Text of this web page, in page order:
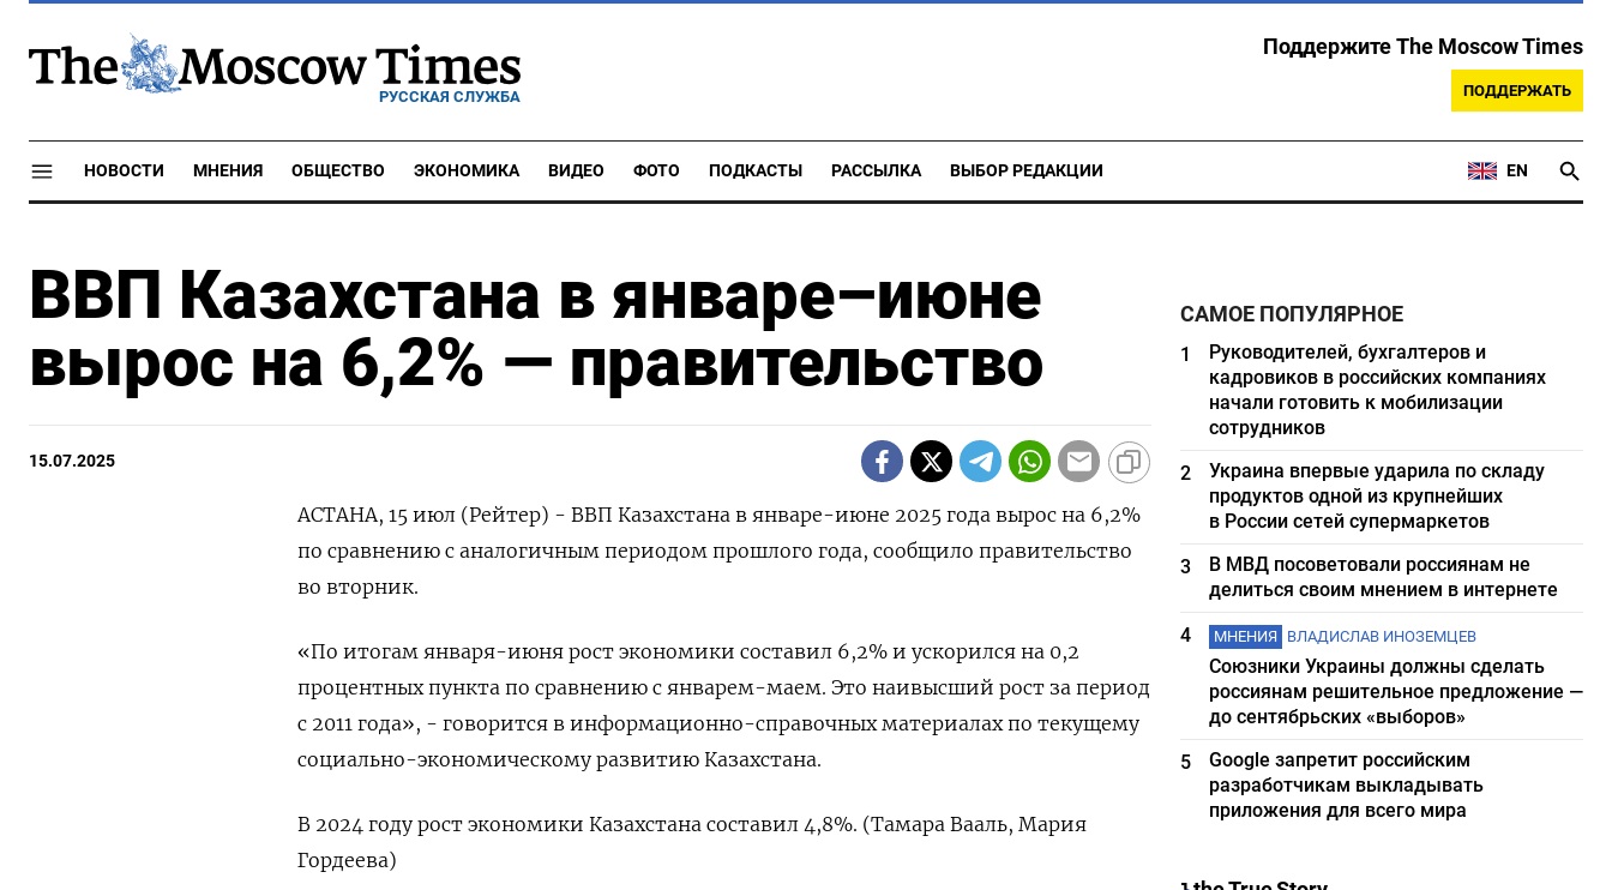
РУССКАЯ СЛУЖБА
Поддержите The Moscow Times
ПОДДЕРЖАТЬ
НОВОСТИ МНЕНИЯ ОБЩЕСТВО ЭКОНОМИКА ВИДЕО ФОТО ПОДКАСТЫ РАССЫЛКА ВЫБОР РЕДАКЦИИ EN
ВВП Казахстана в январе–июне
вырос на 6,2% — правительство
15.07.2025
АСТАНА, 15 июл (Рейтер) - ВВП Казахстана в январе-июне 2025 года вырос на 6,2%
по сравнению с аналогичным периодом прошлого года, сообщило правительство
во вторник.
«По итогам января-июня рост экономики составил 6,2% и ускорился на 0,2
процентных пункта по сравнению с январем-маем. Это наивысший рост за период
с 2011 года», - говорится в информационно-справочных материалах по текущему
социально-экономическому развитию Казахстана.
В 2024 году рост экономики Казахстана составил 4,8%. (Тамара Вааль, Мария
Гордеева)
САМОЕ ПОПУЛЯРНОЕ
1
Руководителей, бухгалтеров и
кадровиков в российских компаниях
начали готовить к мобилизации
сотрудников
2
Украина впервые ударила по складу
продуктов одной из крупнейших
в России сетей супермаркетов
3
В МВД посоветовали россиянам не
делиться своим мнением в интернете
4
МНЕНИЯ ВЛАДИСЛАВ ИНОЗЕМЦЕВ
Союзники Украины должны сделать
россиянам решительное предложение —
до сентябрьских «выборов»
5
Google запретит российским
разработчикам выкладывать
приложения для всего мира